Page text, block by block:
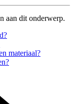
aan dit onderwerp.
materiaal?